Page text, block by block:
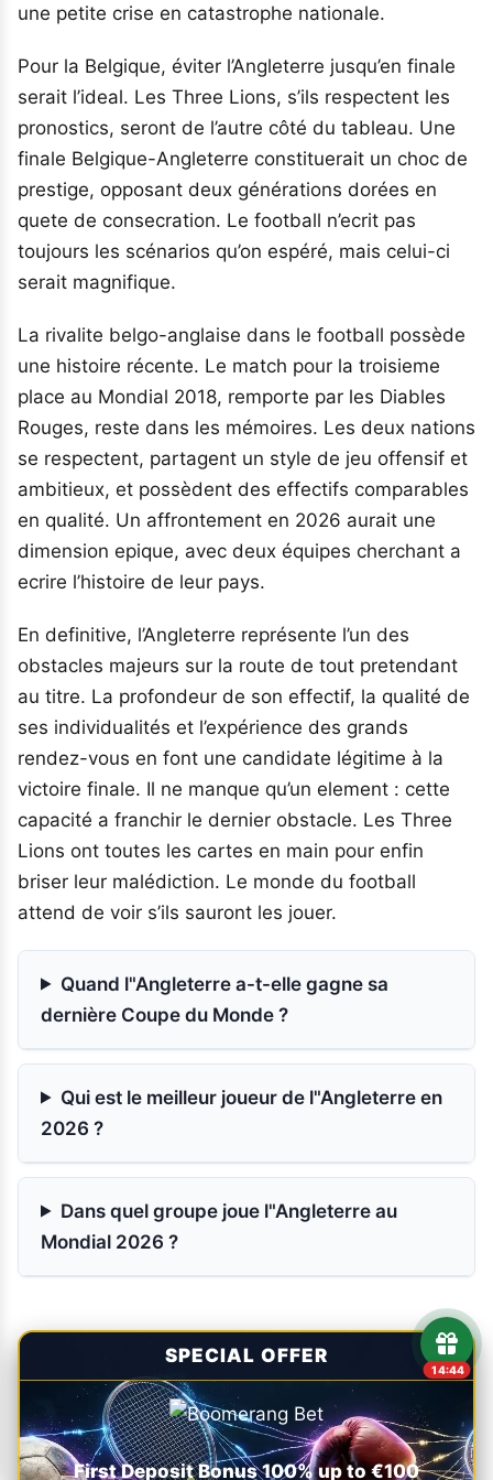
une petite crise en catastrophe nationale.
Pour la Belgique, éviter l’Angleterre jusqu’en finale
serait l’ideal. Les Three Lions, s’ils respectent les
pronostics, seront de l’autre côté du tableau. Une
finale Belgique-Angleterre constituerait un choc de
prestige, opposant deux générations dorées en
quete de consecration. Le football n’ecrit pas
toujours les scénarios qu’on espéré, mais celui-ci
serait magnifique.
La rivalite belgo-anglaise dans le football possède
une histoire récente. Le match pour la troisieme
place au Mondial 2018, remporte par les Diables
Rouges, reste dans les mémoires. Les deux nations
se respectent, partagent un style de jeu offensif et
ambitieux, et possèdent des effectifs comparables
en qualité. Un affrontement en 2026 aurait une
dimension epique, avec deux équipes cherchant a
ecrire l’histoire de leur pays.
En definitive, l’Angleterre représente l’un des
obstacles majeurs sur la route de tout pretendant
au titre. La profondeur de son effectif, la qualité de
ses individualités et l’expérience des grands
rendez-vous en font une candidate légitime à la
victoire finale. Il ne manque qu’un element : cette
capacité a franchir le dernier obstacle. Les Three
Lions ont toutes les cartes en main pour enfin
briser leur malédiction. Le monde du football
attend de voir s’ils sauront les jouer.
Quand l"Angleterre a-t-elle gagne sa
dernière Coupe du Monde ?
Qui est le meilleur joueur de l"Angleterre en
2026 ?
Dans quel groupe joue l"Angleterre au
Mondial 2026 ?
SPECIAL OFFER
First Deposit Bonus 100% up to €100
14:43